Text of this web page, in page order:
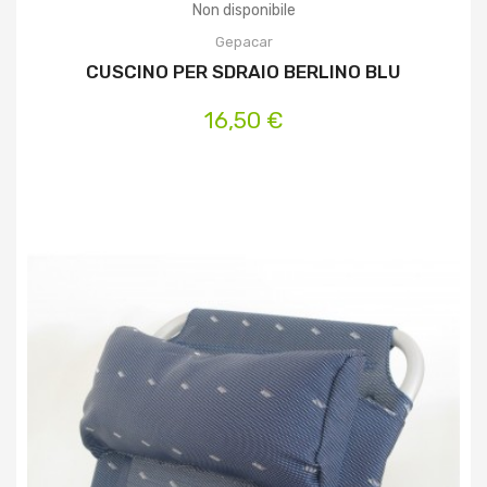
Non disponibile
Gepacar
CUSCINO PER SDRAIO BERLINO BLU
16,50 €